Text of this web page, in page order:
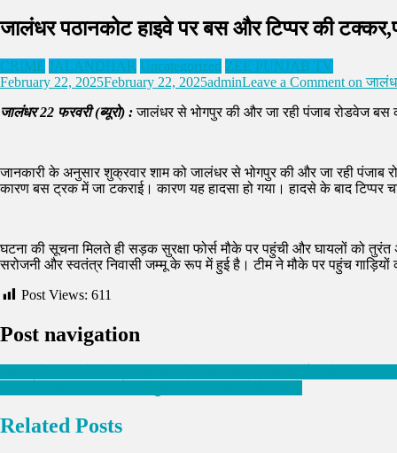
जालंधर पठानकोट हाइवे पर बस और टिप्पर की
CRIME JALANDHAR Uncategorized ZEE PUNJAB TV
February 22, 2025February 22, 2025adminLeave a Comment on
जालंधर 22 फरवरी (ब्यूरो) :जालंधर से भोगपुर की और जा रही पंजाब रोडवेज बस
जानकारी के अनुसार शुक्रवार शाम को जालंधर से भोगपुर की और जा रही
कारण बस ट्रक में जा टकराई। कारण यह हादसा हो गया। हादसे के बाद टिप्पर
घटना की सूचना मिलते ही सड़क सुरक्षा फोर्स मौके पर पहुंची और घायलों को
सरोजनी और स्वतंत्र निवासी जम्मू के रूप में हुई है। टीम ने मौके पर पहुंच
Post Views: 611
Post navigation
Related Posts